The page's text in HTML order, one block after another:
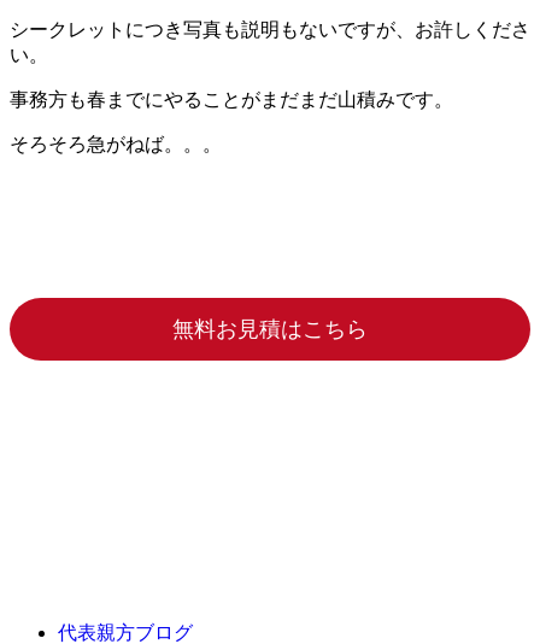
シークレットにつき写真も説明もないですが、お許しくださ
い。
事務方も春までにやることがまだまだ山積みです。
そろそろ急がねば。。。
無料お見積はこちら
代表親方ブログ